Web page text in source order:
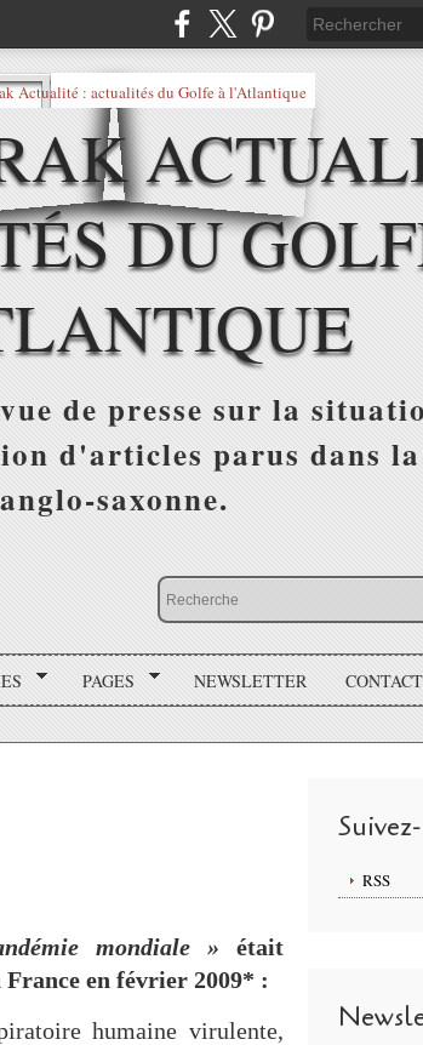
DU
de presse sur la
d'articles parus dans la
anglo-saxonne.
PAGES NEWSLETTER CONTACT
mondiale » était
en février 2009* :
humaine virulente,
RSS